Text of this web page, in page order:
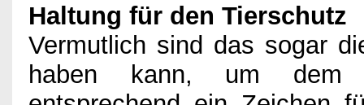
Haltung für den Tierschutz
Vermutlich sind das sogar
haben kann, um dem